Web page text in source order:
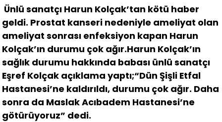
Ünlü sanatçı Harun Kolçak’tan kötü haber
geldi. Prostat kanseri nedeniyle ameliyat olan
ameliyat sonrası enfeksiyon kapan Harun
Kolçak’ın durumu çok ağır.Harun Kolçak’ın
sağlık durumu hakkında babası ünlü sanatçı
Eşref Kolçak açıklama yaptı;“Dün Şişli Etfal
Hastanesi’ne kaldırıldı, durumu çok ağır. Daha
sonra da Maslak Acıbadem Hastanesi’ne
götürüyoruz” dedi.